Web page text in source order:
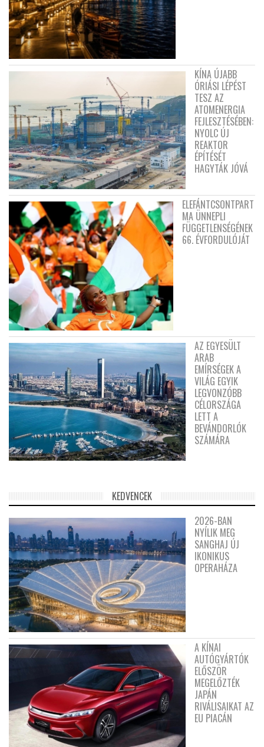
KÍNA ÚJABB
ÓRIÁSI LÉPÉST
TESZ AZ
ATOMENERGIA
FEJLESZTÉSÉBEN:
NYOLC ÚJ
REAKTOR
ÉPÍTÉSÉT
HAGYTÁK JÓVÁ
ELEFÁNTCSONTPART
MA ÜNNEPLI
FÜGGETLENSÉGÉNEK
66. ÉVFORDULÓJÁT
AZ EGYESÜLT
ARAB
EMÍRSÉGEK A
VILÁG EGYIK
LEGVONZÓBB
CÉLORSZÁGA
LETT A
BEVÁNDORLÓK
SZÁMÁRA
KEDVENCEK
2026-BAN
NYÍLIK MEG
SANGHAJ ÚJ
IKONIKUS
OPERAHÁZA
A KÍNAI
AUTÓGYÁRTÓK
ELŐSZÖR
MEGELŐZTÉK
JAPÁN
RIVÁLISAIKAT AZ
EU PIACÁN